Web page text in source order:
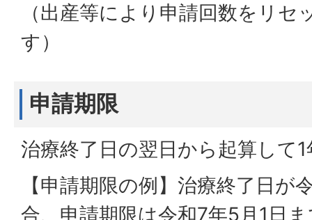
（出産等により申請回数をリ
す）
申請期限
治療終了日の翌日から起算して1
【申請期限の例】治療終了日が
合、申請期限は令和7年5月1日